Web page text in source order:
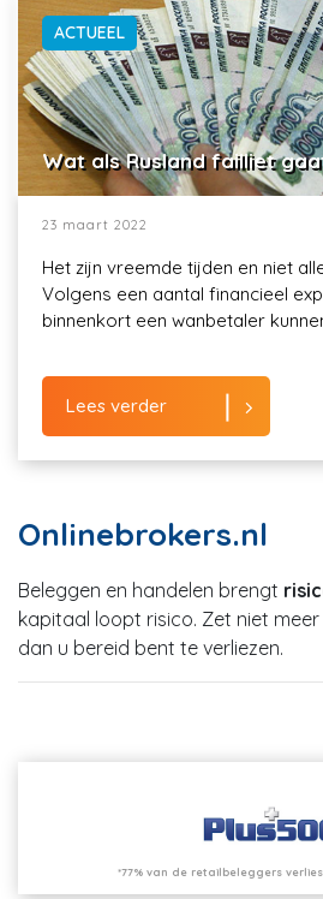
ACTUEEL
Wat als Rusland failliet
23 maart 2022
Het zijn vreemde tijden en niet
Volgens een aantal financieel
binnenkort een wanbetaler
Lees verder
Onlinebrokers.nl
Beleggen en handelen brengt
kapitaal loopt risico. Zet niet
dan u bereid bent te verliezen.
*77% van de retailbeleggers